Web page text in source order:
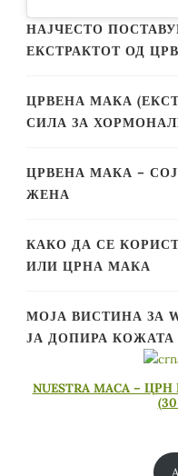
НАЈЧЕСТО
ЕКСТРАКТОТ ОД
ЦРВЕНА МАКА
СИЛА ЗА
ЦРВЕНА МАКА –
ЖЕНА
КАКО ДА СЕ
ИЛИ ЦРНА МАКА
МОЈА ВИСТИНА ЗА
ЈА ДОПИРА
NUESTRA MACA –